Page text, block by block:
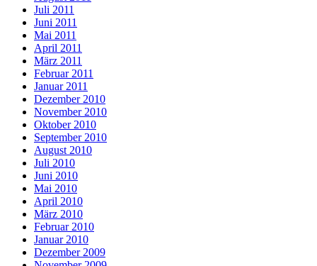
Juli 2011
Juni 2011
Mai 2011
April 2011
März 2011
Februar 2011
Januar 2011
Dezember 2010
November 2010
Oktober 2010
September 2010
August 2010
Juli 2010
Juni 2010
Mai 2010
April 2010
März 2010
Februar 2010
Januar 2010
Dezember 2009